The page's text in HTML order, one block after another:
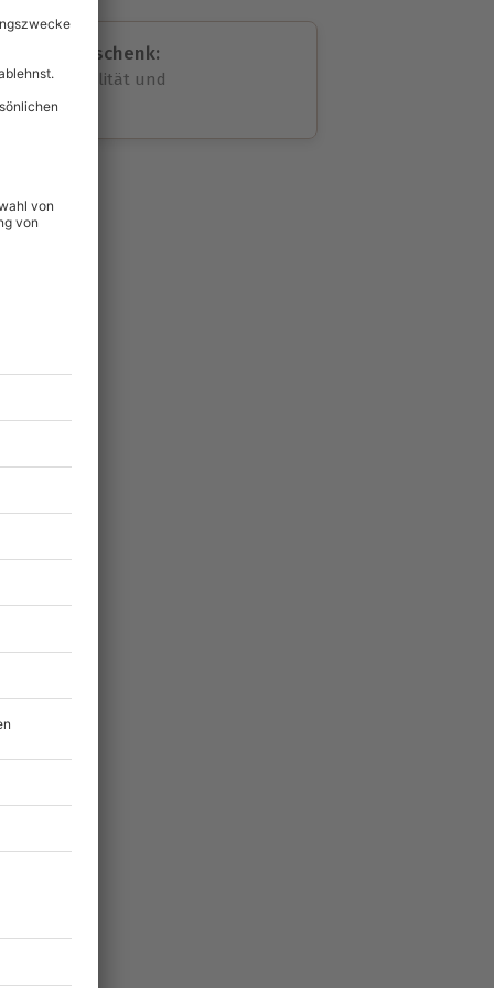
Geschenk:
volle Flexibilität und
für alle Erlebnisse